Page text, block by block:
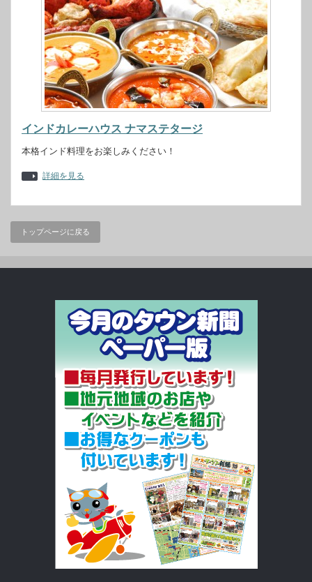
インドカレーハウス ナマステタージ
本格インド料理をお楽しみください！
詳細を見る
トップページに戻る